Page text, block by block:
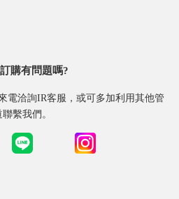
購有問題嗎?
電洽詢IR客服，或可多加利用其他管
聯繫我們。